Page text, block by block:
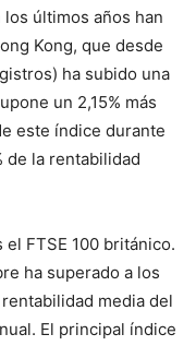
últimos años han
Kong, que desde
ha subido una
un 2,15% más
este índice durante
de la rentabilidad
FTSE 100 británico.
ha superado a los
media del
El principal índice